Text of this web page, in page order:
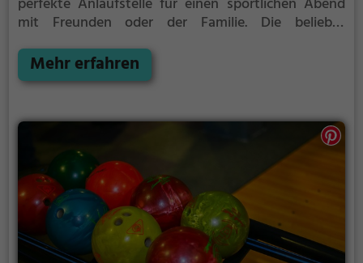
mit Freunden oder der Familie. Die beliebte
kalten Tagen eine geeignete Freizeitbeschäftigung,
sportliche Betätigung und Wettbewerbscharakter
Mehr erfahren